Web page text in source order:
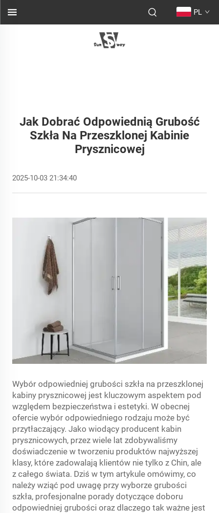
PL
Jak Dobrać Odpowiednią Grubość
Szkła Na Przeszklonej Kabinie
Prysznicowej
2025-10-03 21:34:40
Wybór odpowiedniej grubości szkła na przeszklonej
kabiny prysznicowej jest kluczowym aspektem pod
względem bezpieczeństwa i estetyki. W obecnej
ofercie wybór odpowiedniego rodzaju może być
przytłaczający. Jako wiodący producent kabin
prysznicowych, przez wiele lat zdobywaliśmy
doświadczenie w tworzeniu produktów najwyższej
klasy, które zadowalają klientów nie tylko z Chin, ale
z całego świata. Dziś w tym artykule omówimy, co
należy wziąć pod uwagę przy wyborze grubości
szkła, profesjonalne porady dotyczące doboru
odpowiedniej grubości oraz dlaczego tak ważne jest